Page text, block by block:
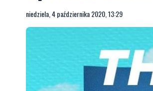
niedziela, 4 października 2020, 13:29